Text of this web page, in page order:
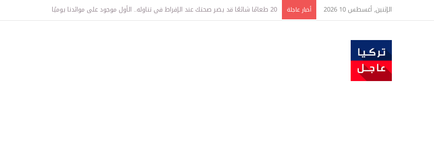
الإثنين, أغسطس 10 2026 أخبار عاجلة البنزين في تركيا على موعد مع زيادة جديدة.. كم سترتفع الأسعار؟